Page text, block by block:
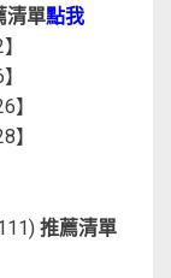
清單點我
】
】
推薦清單